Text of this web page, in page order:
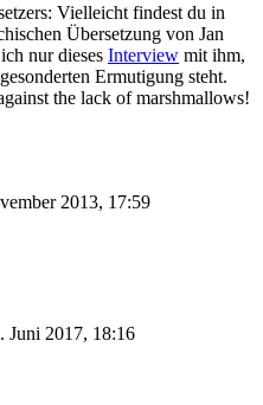
Vielleicht findest du in
Übersetzung von Jan
nur dieses Interview mit ihm,
Ermutigung steht.
the lack of marshmallows!
2013, 17:59
Juni 2017, 18:16